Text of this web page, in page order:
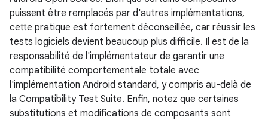
puissent être remplacés par d'autres implémentations,
cette pratique est fortement déconseillée, car réussir les
tests logiciels devient beaucoup plus difficile. Il est de la
responsabilité de l'implémentateur de garantir une
compatibilité comportementale totale avec
l'implémentation Android standard, y compris au-delà de
la Compatibility Test Suite. Enfin, notez que certaines
substitutions et modifications de composants sont